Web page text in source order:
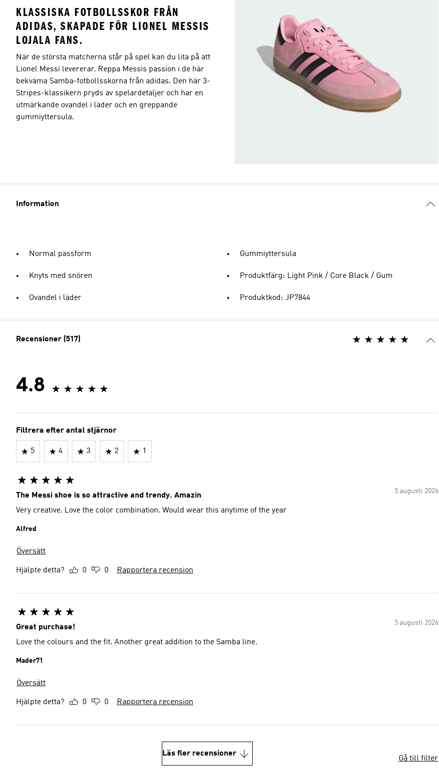
KLASSISKA FOTBOLLSSKOR FRÅN
ADIDAS, SKAPADE FÖR LIONEL MESSIS
LOJALA FANS.
När de största matcherna står på spel kan du lita på att
Lionel Messi levererar. Reppa Messis passion i de här
bekväma Samba-fotbollsskorna från adidas. Den här 3-
Stripes-klassikern pryds av spelardetaljer och har en
utmärkande ovandel i läder och en greppande
gummiyttersula.
Information
Normal passform
Knyts med snören
Ovandel i läder
Gummiyttersula
Produktfärg: Light Pink / Core Black / Gum
Produktkod: JP7844
Recensioner (517)
4.8
Filtrera efter antal stjärnor
5 4 3 2 1
5 augusti 2026
The Messi shoe is so attractive and trendy. Amazin
Very creative. Love the color combination. Would wear this anytime of the year
Alfred
Översätt
Hjälpte detta? 0 0 Rapportera recension
5 augusti 2026
Great purchase!
Love the colours and the fit. Another great addition to the Samba line.
Mader71
Översätt
Hjälpte detta? 0 0 Rapportera recension
Läs fler recensioner
Gå till filter